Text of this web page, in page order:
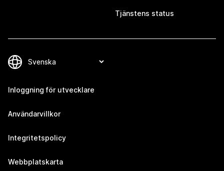
Tjänstens status
Inloggning för utvecklare
Användarvillkor
Integritetspolicy
Webbplatskarta